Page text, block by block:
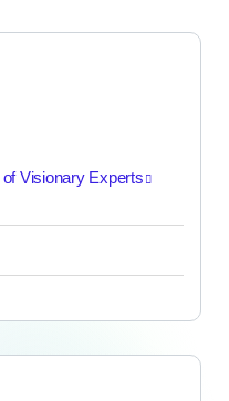
Visionary Experts